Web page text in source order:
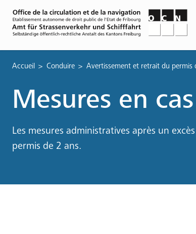
Fil
d'Ariane
Accueil Conduire Avertissement et retrait du permis
Mesures en
Les mesures administratives après un
permis de 2 ans.